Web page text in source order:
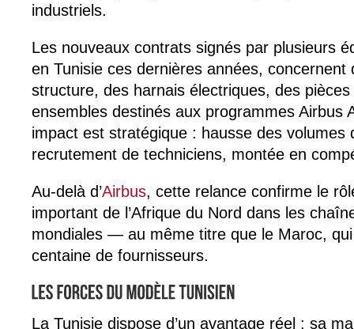
industriels.
Les nouveaux contrats signés par plusieurs
en Tunisie ces dernières années, concernent
structure, des harnais électriques, des
ensembles destinés aux programmes Airbus
impact est stratégique : hausse des volumes
recrutement de techniciens, montée en
Au-delà d’Airbus, cette relance confirme le
important de l’Afrique du Nord dans les
mondiales — au même titre que le Maroc,
centaine de fournisseurs.
La Tunisie dispose d’un avantage réel : sa